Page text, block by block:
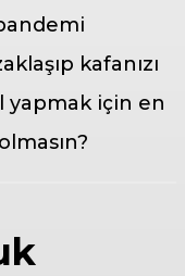
kafanızı
yapmak için en